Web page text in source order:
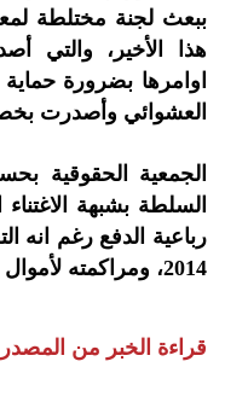
ببعث لجنة مختلطة
هذا الأخير، والتي
اوامرها بضرورة
العشوائي وأصدرت
الجمعية الحقوقية
السلطة بشبهة
رباعية الدفع رغم
2014، ومراكمته لأموال يستدعي التحقيق في مشروعيتها.
قراءة الخبر من المصدر